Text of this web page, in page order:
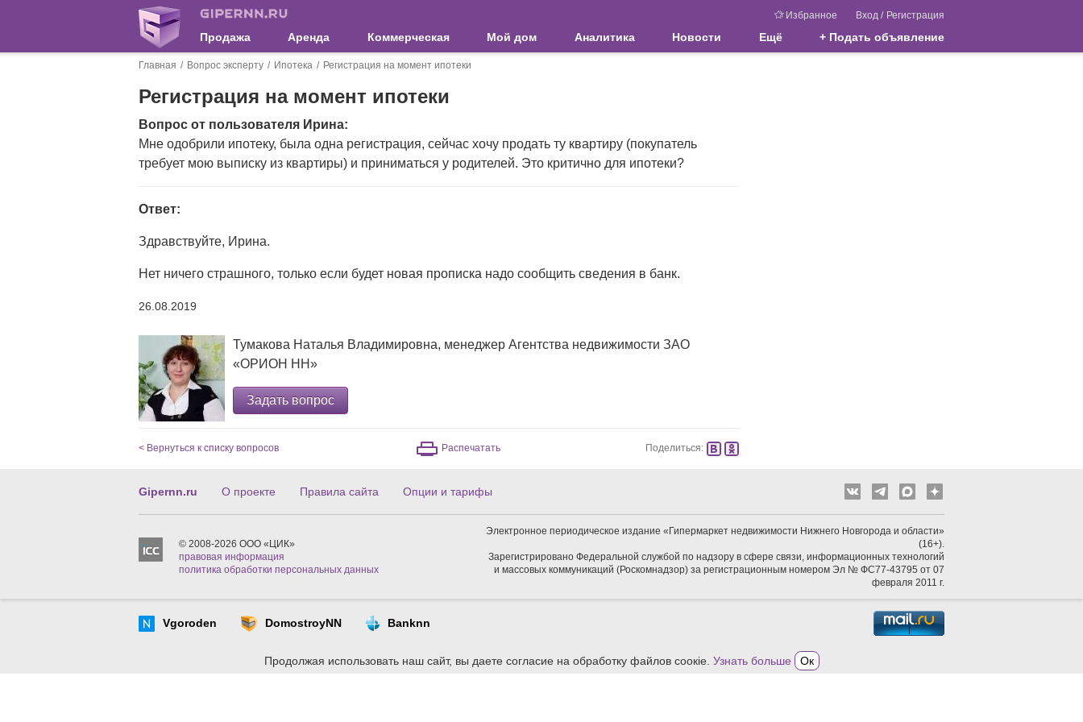
Избранное Вход / Регистрация
Продажа Аренда Коммерческая Мой дом Аналитика Новости Ещё + Подать объявление
Главная Вопрос эксперту Ипотека Регистрация на момент ипотеки
Регистрация на момент ипотеки
Вопрос от пользователя Ирина:
Мне одобрили ипотеку, была одна регистрация, сейчас хочу продать ту квартиру (покупатель
требует мою выписку из квартиры) и приниматься у родителей. Это критично для ипотеки?
Ответ:
Здравствуйте, Ирина.
Нет ничего страшного, только если будет новая прописка надо сообщить сведения в банк.
26.08.2019
Тумакова Наталья Владимировна, менеджер Агентства недвижимости ЗАО
«ОРИОН НН»
Задать вопрос
< Вернуться к списку вопросов Распечатать Поделиться:
Gipernn.ru О проекте Правила сайта Опции и тарифы
© 2008-2026 ООО «ЦИК»
правовая информация
политика обработки персональных данных
Электронное периодическое издание «Гипермаркет недвижимости Нижнего Новгорода и области»
(16+).
Зарегистрировано Федеральной службой по надзору в сфере связи, информационных технологий
и массовых коммуникаций (Роскомнадзор) за регистрационным номером Эл № ФС77-43795 от 07
февраля 2011 г.
Vgoroden DomostroyNN Banknn
Продолжая использовать наш сайт, вы даете согласие на обработку файлов сoокіе. Узнать больше Ок